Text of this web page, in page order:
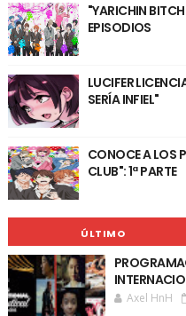
"YARICHIN
EPISODIOS
LUCIFER
SERÍA INFIEL"
CONOCE A LOS
CLUB": 1ª PARTE
ÚLTIMO
Axel HnH